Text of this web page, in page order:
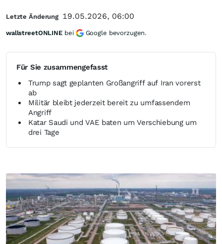
Für Sie zusammengefasst
Trump sagt geplanten Großangriff auf Iran vorerst
ab
Militär bleibt jederzeit bereit zu umfassendem
Angriff
Katar Saudi und VAE baten um Verschiebung um
drei Tage
Letzte Änderung 19.05.2026, 06:00
wallstreetONLINE bei Google bevorzugen.